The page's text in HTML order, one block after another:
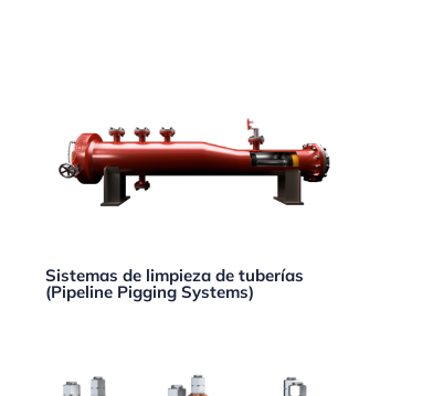
Sistemas de limpieza de tuberías
(Pipeline Pigging Systems)